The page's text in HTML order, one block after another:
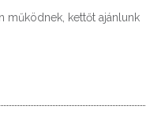
működnek, kettőt ajánlunk